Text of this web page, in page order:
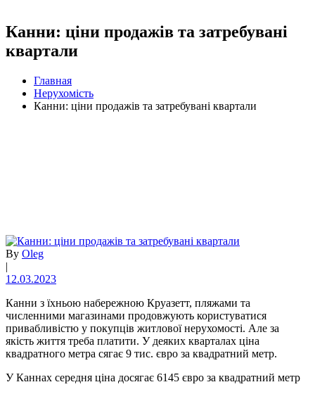
Канни: ціни продажів та затребувані
квартали
Главная
Нерухомість
Канни: ціни продажів та затребувані квартали
By Oleg
|
12.03.2023
Канни з їхньою набережною Круазетт, пляжами та
численними магазинами продовжують користуватися
привабливістю у покупців житлової нерухомості. Але за
якість життя треба платити. У деяких кварталах ціна
квадратного метра сягає 9 тис. євро за квадратний метр.
У Каннах середня ціна досягає 6145 євро за квадратний метр